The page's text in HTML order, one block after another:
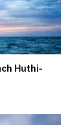
Huthi-